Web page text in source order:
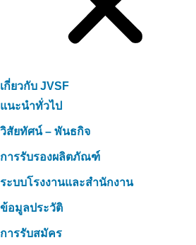
เกี่ยวกับ JVSF
แนะนำทั่วไป
วิสัยทัศน์ – พันธกิจ
การรับรองผลิตภัณฑ์
ระบบโรงงานและสำนักงาน
ข้อมูลประวัติ
การรับสมัคร